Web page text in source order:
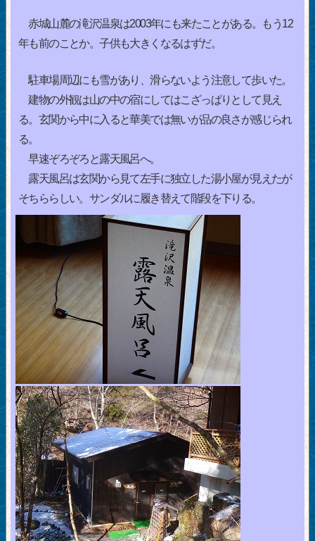
赤城山麓の滝沢温泉は2003年にも来たことがある。もう12
年も前のことか。子供も大きくなるはずだ。
駐車場周辺にも雪があり、滑らないよう注意して歩いた。
建物の外観は山の中の宿にしてはこざっぱりとして見え
る。玄関から中に入ると華美では無いが品の良さが感じられ
る。
早速ぞろぞろと露天風呂へ。
露天風呂は玄関から見て左手に独立した湯小屋が見えたが
そちららしい。サンダルに履き替えて階段を下りる。